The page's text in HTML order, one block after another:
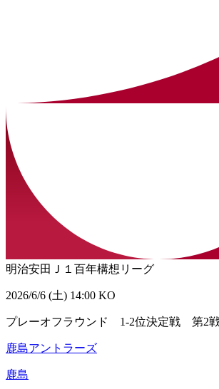
明治安田Ｊ１百年構想リーグ
2026/6/6 (土) 14:00 KO
プレーオフラウンド 1-2位決定戦 第2
鹿島アントラーズ
鹿島